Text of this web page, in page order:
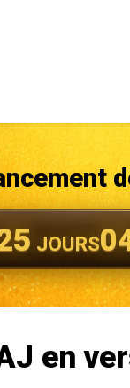
JOURS
en